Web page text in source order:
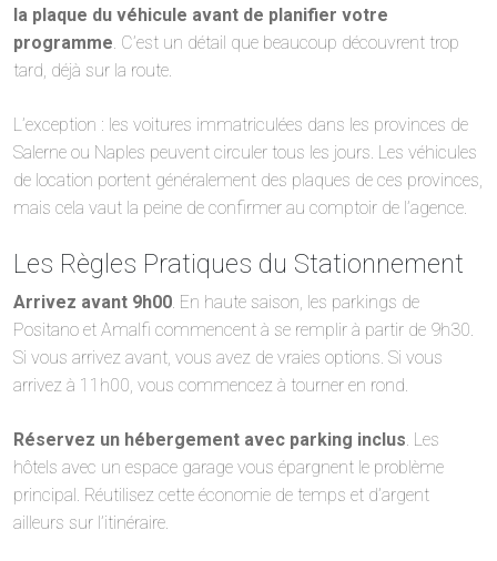
la plaque du véhicule avant de planifier votre
programme. C’est un détail que beaucoup découvrent trop
tard, déjà sur la route.
L’exception : les voitures immatriculées dans les provinces de
Salerne ou Naples peuvent circuler tous les jours. Les véhicules
de location portent généralement des plaques de ces provinces,
mais cela vaut la peine de confirmer au comptoir de l’agence.
Les Règles Pratiques du Stationnement
Arrivez avant 9h00. En haute saison, les parkings de
Positano et Amalfi commencent à se remplir à partir de 9h30.
Si vous arrivez avant, vous avez de vraies options. Si vous
arrivez à 11h00, vous commencez à tourner en rond.
Réservez un hébergement avec parking inclus. Les
hôtels avec un espace garage vous épargnent le problème
principal. Réutilisez cette économie de temps et d’argent
ailleurs sur l’itinéraire.